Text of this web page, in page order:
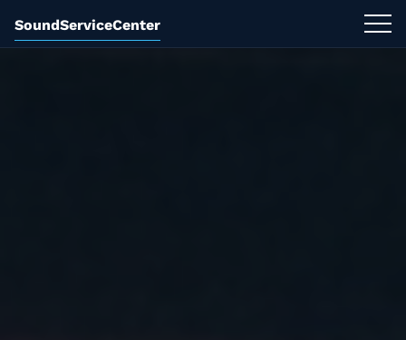
SoundServiceCenter